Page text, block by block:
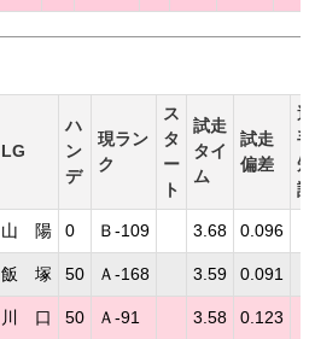
LG
ハ
ン
デ
現ラン
ク
ス
タ
ー
ト
試走
タイ
ム
試走
偏差
選
手
短
評
山 陽 0 Ｂ-109 3.68 0.096
飯 塚 50 Ａ-168 3.59 0.091
川 口 50 Ａ-91 3.58 0.123